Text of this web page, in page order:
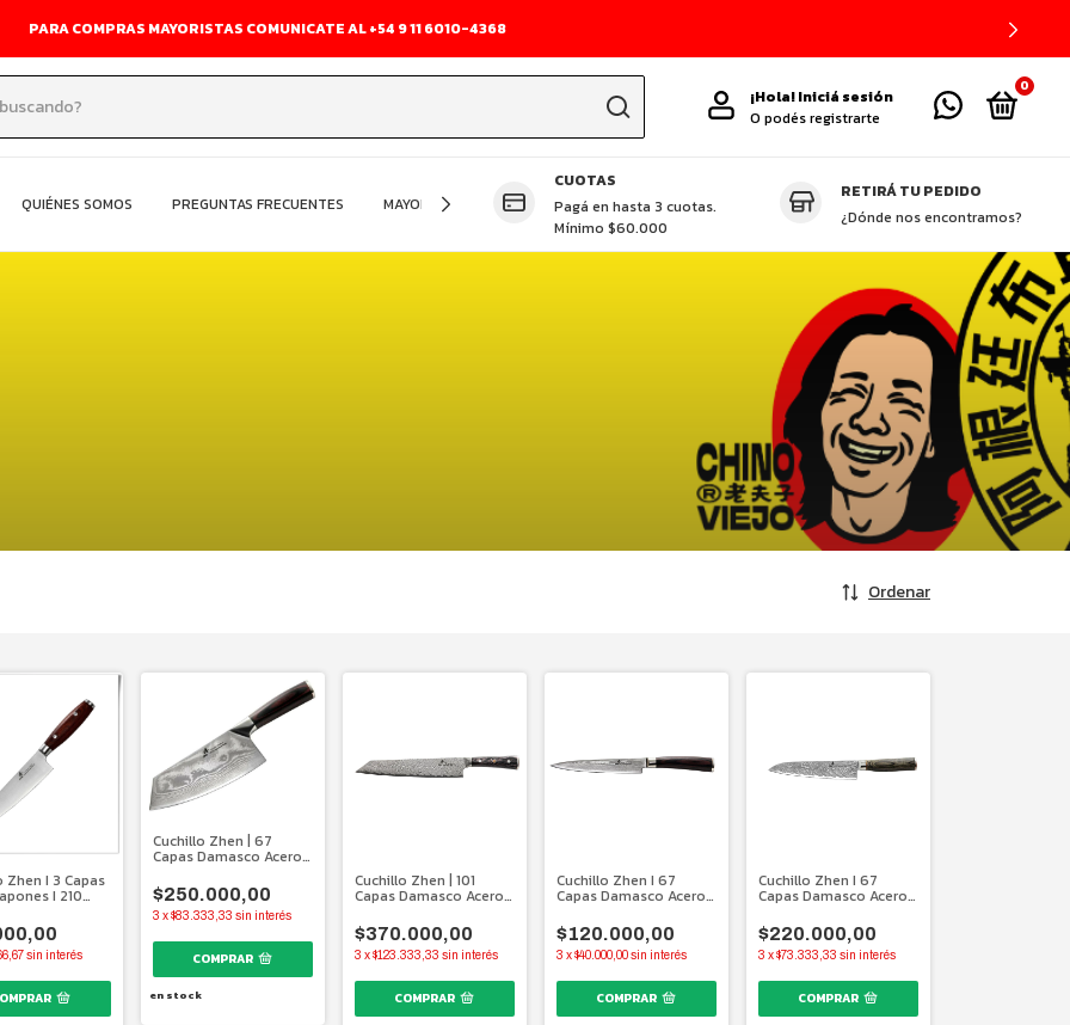
PARA COMPRAS MAYORISTAS COMUNICATE AL +54 9 11 6010-4368
¡Hola!Iniciá sesión
O podés registrarte
0
QUIÉNES SOMOS PREGUNTAS FRECUENTES MAYORISTA OFERTAS DESTACADAS CUCHILLOS ZHEN
CUOTAS
Pagá en hasta 3 cuotas.
Mínimo $60.000
RETIRÁ TU PEDIDO
¿Dónde nos encontramos?
Ordenar
Zhen I 3 Capas
I 210
sin interés
Cuchillo Zhen | 67
Capas Damasco Acero
$250.000,00
3 x$83.333,33 sin interés
en stock
Cuchillo Zhen | 101
Capas Damasco Acero
$370.000,00
3 x$123.333,33 sin interés
Cuchillo Zhen I 67
Capas Damasco Acero
$120.000,00
3 x$40.000,00sin interés
Cuchillo Zhen I 67
Capas Damasco Acero
$220.000,00
3 x$73.333,33 sin interés